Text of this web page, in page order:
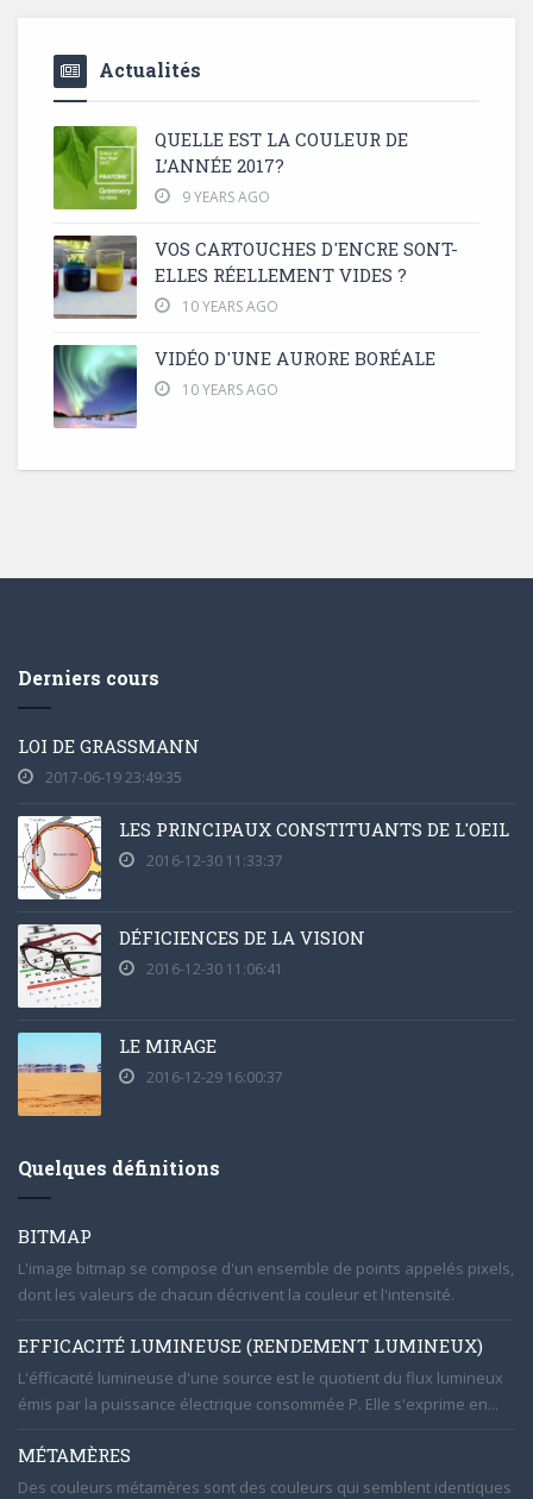
Actualités
QUELLE EST LA COULEUR DE
L’ANNÉE 2017?
9 YEARS AGO
VOS CARTOUCHES D'ENCRE SONT-
ELLES RÉELLEMENT VIDES ?
10 YEARS AGO
VIDÉO D'UNE AURORE BORÉALE
10 YEARS AGO
Derniers cours
LOI DE GRASSMANN
2017-06-19 23:49:35
LES PRINCIPAUX CONSTITUANTS DE L'OEIL
2016-12-30 11:33:37
DÉFICIENCES DE LA VISION
2016-12-30 11:06:41
LE MIRAGE
2016-12-29 16:00:37
Quelques définitions
BITMAP
L'image bitmap se compose d'un ensemble de points appelés pixels,
dont les valeurs de chacun décrivent la couleur et l'intensité.
EFFICACITÉ LUMINEUSE (RENDEMENT LUMINEUX)
L'éfficacité lumineuse d'une source est le quotient du flux lumineux
émis par la puissance électrique consommée P. Elle s'exprime en...
MÉTAMÈRES
Des couleurs métamères sont des couleurs qui semblent identiques